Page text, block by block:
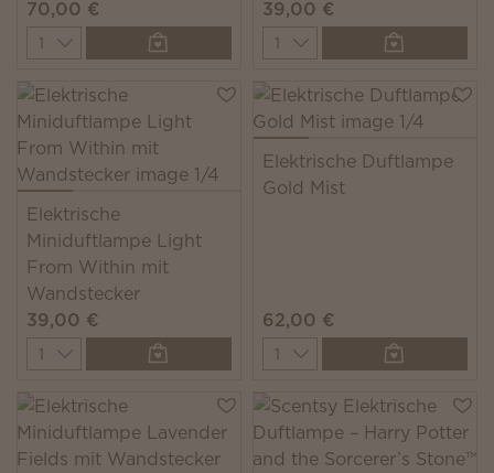
70,00 €
Quantity
39,00 €
Quantity
Elektrische
Miniduftlampe Light
From Within mit
Wandstecker
39,00 €
Quantity
Elektrische Duftlampe
Gold Mist
62,00 €
Quantity